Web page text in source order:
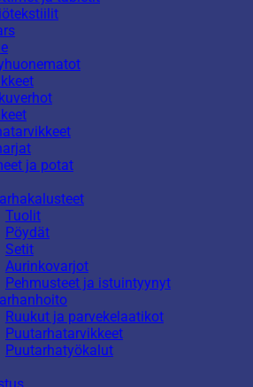
ja potat
Tuolit
Pöydät
Setit
Aurinkovarjot
Pehmusteet ja istuintyynyt
Ruukut ja parvekelaatikot
Puutarhatarvikkeet
Puutarhatyökalut